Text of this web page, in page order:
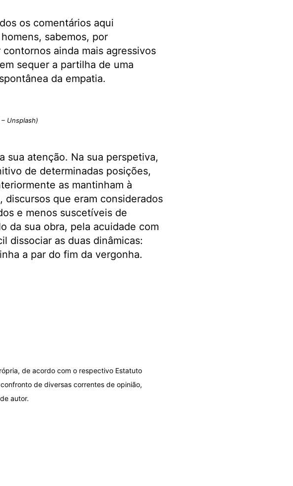
os comentários aqui
sabemos, por
ainda mais agressivos
sequer a partilha de uma
da empatia.
Unsplash)
sua atenção. Na sua perspetiva,
de determinadas posições,
as mantinham à
discursos que eram considerados
e menos suscetíveis de
da sua obra, pela acuidade com
dissociar as duas dinâmicas:
a par do fim da vergonha.
de acordo com o respectivo Estatuto
de diversas correntes de opinião,
autor.